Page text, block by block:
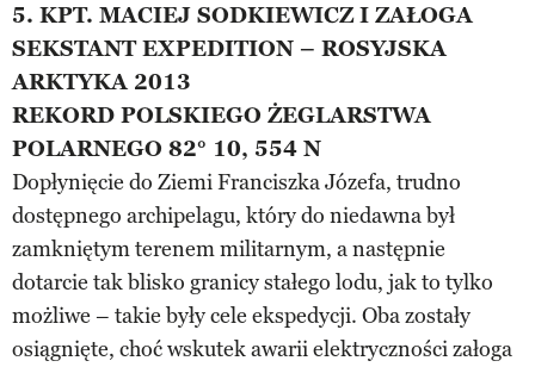
5. KPT. MACIEJ SODKIEWICZ I ZAŁOGA
SEKSTANT EXPEDITION – ROSYJSKA
ARKTYKA 2013
REKORD POLSKIEGO ŻEGLARSTWA
POLARNEGO 82° 10, 554 N
Dopłynięcie do Ziemi Franciszka Józefa, trudno
dostępnego archipelagu, który do niedawna był
zamkniętym terenem militarnym, a następnie
dotarcie tak blisko granicy stałego lodu, jak to tylko
możliwe – takie były cele ekspedycji. Oba zostały
osiągnięte, choć wskutek awarii elektryczności załoga